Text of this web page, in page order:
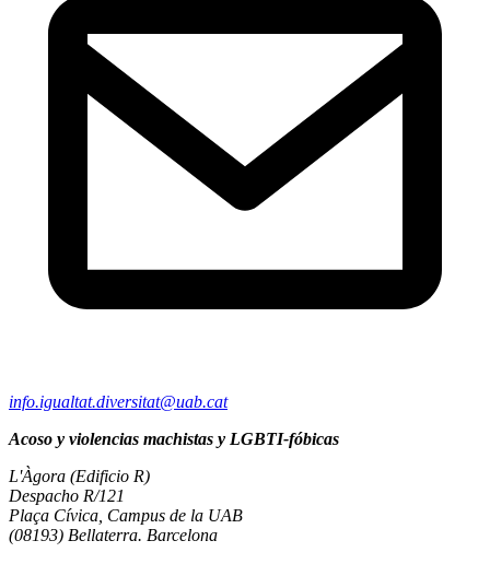
info.igualtat.diversitat@uab.cat
Acoso y violencias machistas y LGBTI-fóbicas
L'Àgora (Edificio R)
Despacho R/121
Plaça Cívica, Campus de la UAB
(08193) Bellaterra. Barcelona